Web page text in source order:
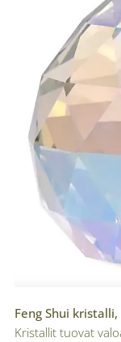
Feng Shui
Kristallit tuovat